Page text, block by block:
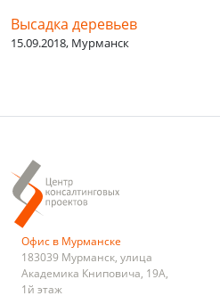
Высадка деревьев
15.09.2018, Мурманск
Офис в Мурманске
183039 Мурманск, улица
Академика Книповича, 19А,
1й этаж